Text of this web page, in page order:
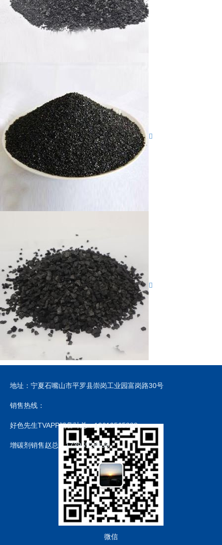
地址：宁夏石嘴山市平罗县崇岗工业园富岗路30号
销售热线：
好色先生TVAPP销售叶总：13619565888
增碳剂销售赵总：17395528888
微信